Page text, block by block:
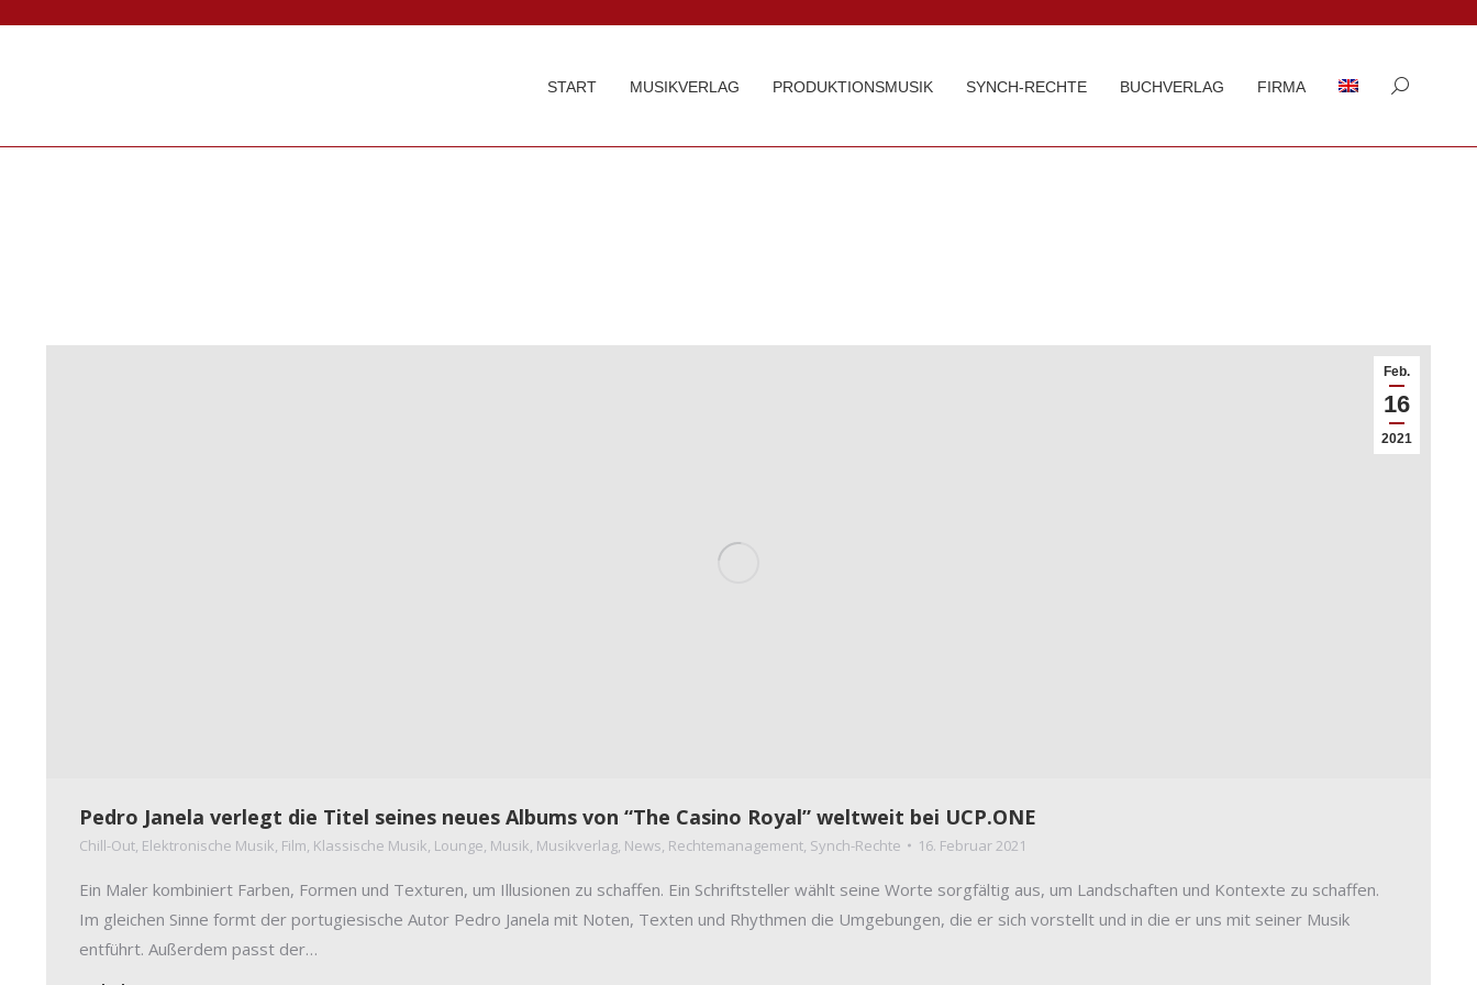
START MUSIKVERLAG PRODUKTIONSMUSIK SYNCH-RECHTE BUCHVERLAG FIRMA Search:
Feb.
16
2021
Pedro Janela verlegt die Titel seines neues Albums von “The Casino Royal” weltweit bei UCP.ONE
Chill-Out Elektronische Musik Film Klassische Musik Lounge Musik Musikverlag News Rechtemanagement Synch-Rechte 16. Februar 2021
Ein Maler kombiniert Farben, Formen und Texturen, um Illusionen zu schaffen. Ein Schriftsteller wählt seine Worte sorgfältig aus, um Landschaften und Kontexte zu schaffen.
Im gleichen Sinne formt der portugiesische Autor Pedro Janela mit Noten, Texten und Rhythmen die Umgebungen, die er sich vorstellt und in die er uns mit seiner Musik
entführt. Außerdem passt der…